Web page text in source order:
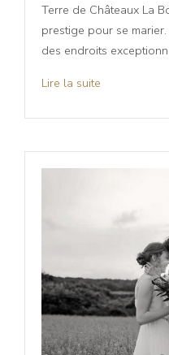
Terre de Châteaux La
prestige pour se
des endroits
Lire la suite